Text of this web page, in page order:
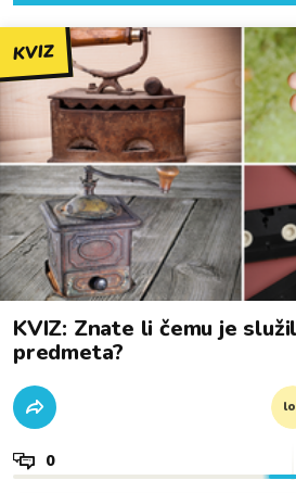
KVIZ
KVIZ: Znate li čemu je
predmeta?
0